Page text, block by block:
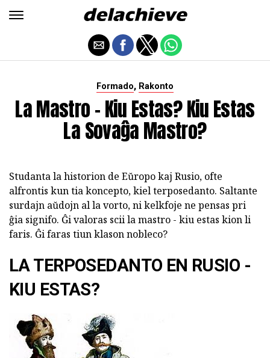
Formado, Rakonto
La Mastro - Kiu Estas? Kiu Estas
La Sovaĝa Mastro?
Studanta la historion de Eŭropo kaj Rusio, ofte
alfrontis kun tia koncepto, kiel terposedanto. Saltante
surdajn aŭdojn al la vorto, ni kelkfoje ne pensas pri
ĝia signifo. Ĝi valoras scii la mastro - kiu estas kion li
faris. Ĝi faras tiun klason nobleco?
LA TERPOSEDANTO EN RUSIO -
KIU ESTAS?